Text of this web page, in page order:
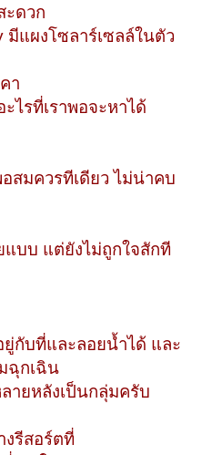
ะดวก
มีแผงโซลาร์เซลล์ในตัว
า
ไรที่เราพอจะหาได้
สมควรทีเดียว ไม่น่าคบ
บบ แต่ยังไม่ถูกใจสักที
กับที่และลอยน้ำได้ และ
ฉุกเฉิน
ายหลังเป็นกลุ่มครับ
รีสอร์ตที่